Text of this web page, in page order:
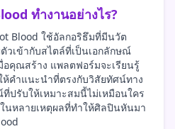
ทำงานอย่างไร?
Blood ใช้อัลกอริธึมที่มีนวัต
วเข้ากับสไตล์ที่เป็นเอกลักษณ์
คุณสร้าง แพลตฟอร์มจะเรียนรู้
คำแนะนำที่ตรงกับวิสัยทัศน์ทาง
รับให้เหมาะสมนี้ไม่เหมือนใคร
นหลายเหตุผลที่ทำให้ศิลปินหันมา